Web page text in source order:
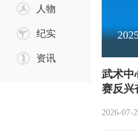
人物
纪实
资讯
武术中
赛反兴
2026-07-